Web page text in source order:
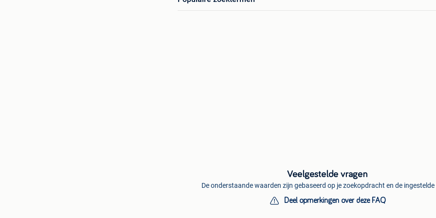
Veelgestelde vragen
De onderstaande waarden zijn gebaseerd op je zoekopdracht en de
Deel opmerkingen over deze FAQ